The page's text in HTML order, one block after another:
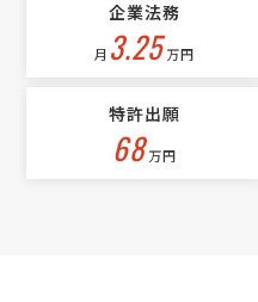
企業法務
月 3.25 万円
特許出願
68 万円